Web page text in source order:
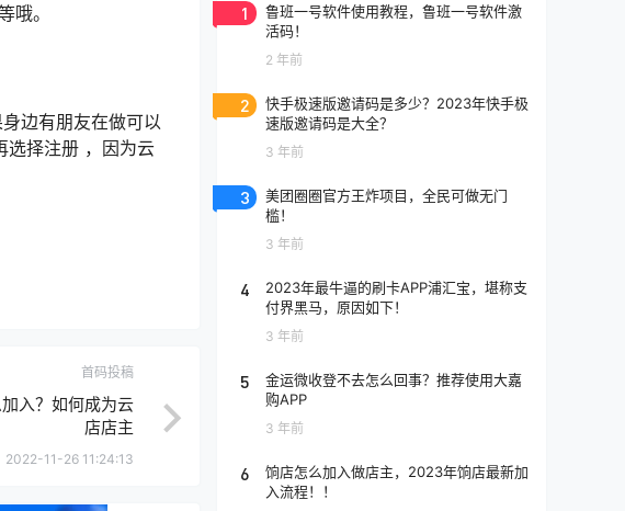
哦。
边有朋友在做可以
选择注册 ，因为云
首码投稿
入？如何成为云
店店主
2022-11-26 11:24:13
1
鲁班一号软件使用教程，鲁班一号软件激
活码！
2 年前
2
快手极速版邀请码是多少？2023年快手极
速版邀请码是大全？
3 年前
3
美团圈圈官方王炸项目，全民可做无门
槛！
3 年前
4
2023年最牛逼的刷卡APP浦汇宝，堪称支
付界黑马，原因如下！
3 年前
5
金运微收登不去怎么回事？推荐使用大嘉
购APP
3 年前
6
饷店怎么加入做店主，2023年饷店最新加
入流程！！